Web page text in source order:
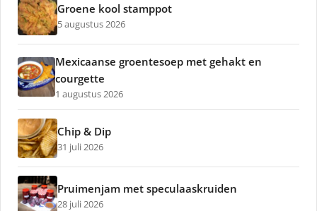
Groene kool stamppot
5 augustus 2026
Mexicaanse groentesoep met gehakt en
courgette
1 augustus 2026
Chip & Dip
31 juli 2026
Pruimenjam met speculaaskruiden
28 juli 2026